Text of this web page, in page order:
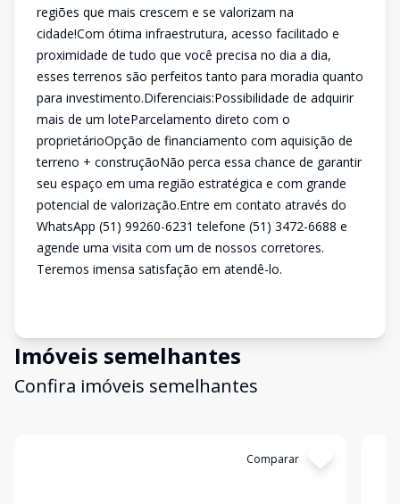
regiões que mais crescem e se valorizam na
cidade!Com ótima infraestrutura, acesso facilitado e
proximidade de tudo que você precisa no dia a dia,
esses terrenos são perfeitos tanto para moradia quanto
para investimento.Diferenciais:Possibilidade de adquirir
mais de um loteParcelamento direto com o
proprietárioOpção de financiamento com aquisição de
terreno + construçãoNão perca essa chance de garantir
seu espaço em uma região estratégica e com grande
potencial de valorização.Entre em contato através do
WhatsApp (51) 99260-6231 telefone (51) 3472-6688 e
agende uma visita com um de nossos corretores.
Teremos imensa satisfação em atendê-lo.
Imóveis semelhantes
Confira imóveis semelhantes
Comparar